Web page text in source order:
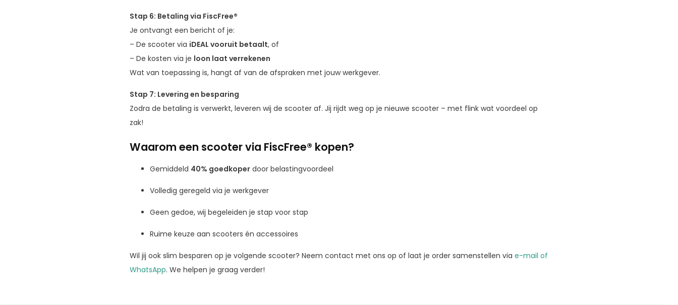
Stap 6: Betaling via FiscFree®
Je ontvangt een bericht of je:
– De scooter via iDEAL vooruit betaalt, of
– De kosten via je loon laat verrekenen
Wat van toepassing is, hangt af van de afspraken met jouw werkgever.
Stap 7: Levering en besparing
Zodra de betaling is verwerkt, leveren wij de scooter af. Jij rijdt weg op je nieuwe scooter – met flink wat voordeel op
zak!
Waarom een scooter via FiscFree® kopen?
Gemiddeld 40% goedkoper door belastingvoordeel
Volledig geregeld via je werkgever
Geen gedoe, wij begeleiden je stap voor stap
Ruime keuze aan scooters én accessoires
Wil jij ook slim besparen op je volgende scooter? Neem contact met ons op of laat je order samenstellen viae-mail of
WhatsApp. We helpen je graag verder!